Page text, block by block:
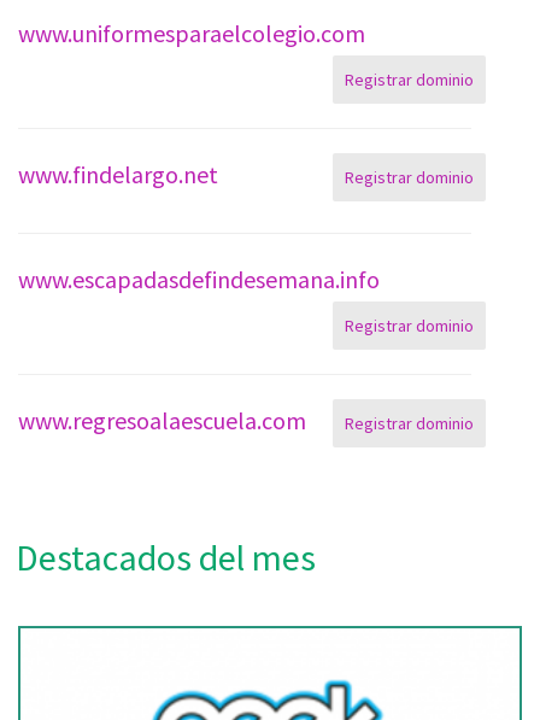
www.uniformesparaelcolegio.com
Registrar dominio
www.findelargo.net Registrar dominio
www.escapadasdefindesemana.info
Registrar dominio
www.regresoalaescuela.com Registrar dominio
Destacados del mes